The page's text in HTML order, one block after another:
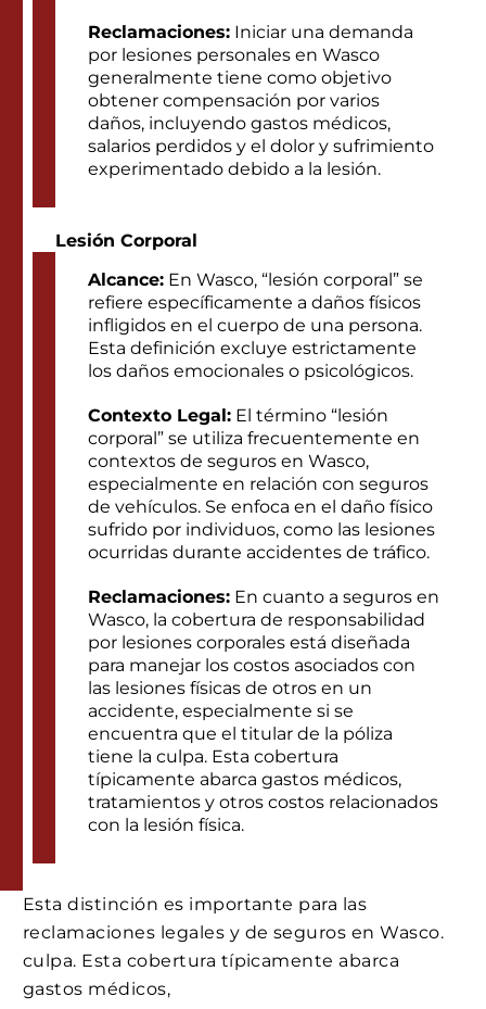
Reclamaciones: Iniciar una demanda
por lesiones personales en Wasco
generalmente tiene como objetivo
obtener compensación por varios
daños, incluyendo gastos médicos,
salarios perdidos y el dolor y sufrimiento
experimentado debido a la lesión.
Lesión Corporal
Alcance: En Wasco, “lesión corporal” se
refiere específicamente a daños físicos
infligidos en el cuerpo de una persona.
Esta definición excluye estrictamente
los daños emocionales o psicológicos.
Contexto Legal: El término “lesión
corporal” se utiliza frecuentemente en
contextos de seguros en Wasco,
especialmente en relación con seguros
de vehículos. Se enfoca en el daño físico
sufrido por individuos, como las lesiones
ocurridas durante accidentes de tráfico.
Reclamaciones: En cuanto a seguros en
Wasco, la cobertura de responsabilidad
por lesiones corporales está diseñada
para manejar los costos asociados con
las lesiones físicas de otros en un
accidente, especialmente si se
encuentra que el titular de la póliza
tiene la culpa. Esta cobertura
típicamente abarca gastos médicos,
tratamientos y otros costos relacionados
con la lesión física.
Esta distinción es importante para las
reclamaciones legales y de seguros en Wasco.
culpa. Esta cobertura típicamente abarca
gastos médicos,